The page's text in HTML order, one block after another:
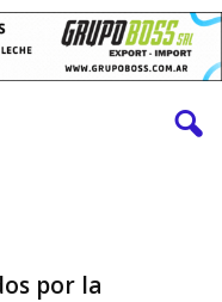
por la